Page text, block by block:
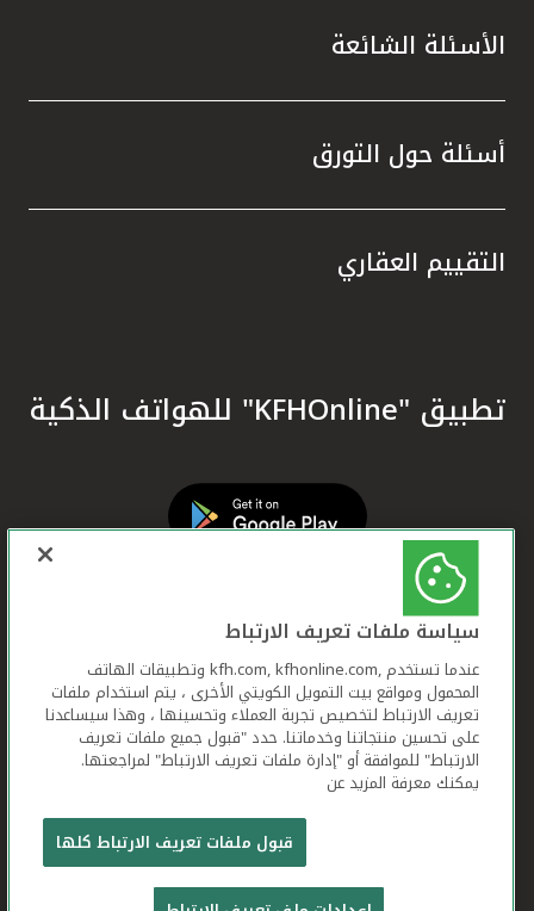
الأسئلة الشائعة
أسئلة حول التورق
التقييم العقاري
تطبيق "KFHOnline" للهواتف الذكية
بيت التمويل الكويتي جميع الحقوق محفوظة © 2026
شروط وأحكام استخدام الموقع الإلكتروني
سياسة ملفات تعريف الارتباط
عندما تستخدم ,kfh.com, kfhonline.com وتطبيقات الهاتف
المحمول ومواقع بيت التمويل الكويتي الأخرى ، يتم استخدام ملفات
تعريف الارتباط لتخصيص تجربة العملاء وتحسينها ، وهذا سيساعدنا
على تحسين منتجاتنا وخدماتنا. حدد "قبول جميع ملفات تعريف
الارتباط" للموافقة أو "إدارة ملفات تعريف الارتباط" لمراجعتها.
يمكنك معرفة المزيد عن
قبول ملفات تعريف الارتباط كلها